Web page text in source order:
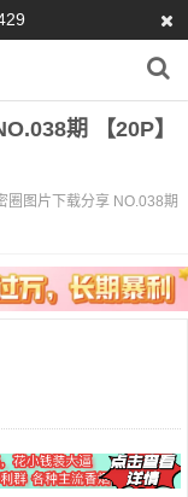
期 【20P】
圈图片下载分享 NO.038期